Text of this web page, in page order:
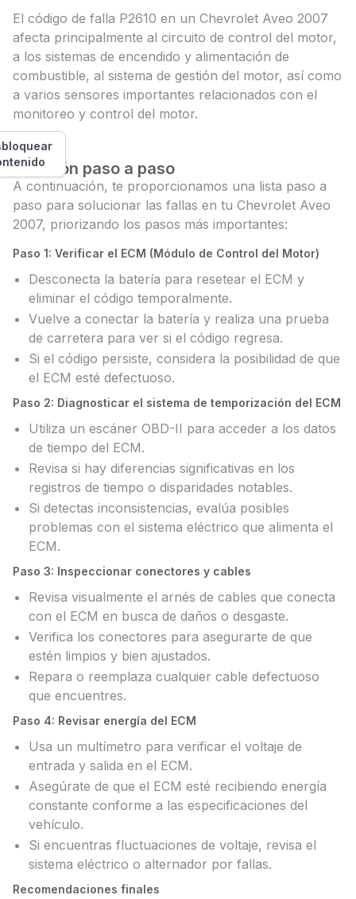
El código de falla P2610 en un Chevrolet Aveo 2007
afecta principalmente al circuito de control del motor,
a los sistemas de encendido y alimentación de
combustible, al sistema de gestión del motor, así como
a varios sensores importantes relacionados con el
monitoreo y control del motor.
Solución paso a paso
A continuación, te proporcionamos una lista paso a
paso para solucionar las fallas en tu Chevrolet Aveo
2007, priorizando los pasos más importantes:
Paso 1: Verificar el ECM (Módulo de Control del Motor)
Desconecta la batería para resetear el ECM y
eliminar el código temporalmente.
Vuelve a conectar la batería y realiza una prueba
de carretera para ver si el código regresa.
Si el código persiste, considera la posibilidad de que
el ECM esté defectuoso.
Paso 2: Diagnosticar el sistema de temporización del ECM
Utiliza un escáner OBD-II para acceder a los datos
de tiempo del ECM.
Revisa si hay diferencias significativas en los
registros de tiempo o disparidades notables.
Si detectas inconsistencias, evalúa posibles
problemas con el sistema eléctrico que alimenta el
ECM.
Paso 3: Inspeccionar conectores y cables
Revisa visualmente el arnés de cables que conecta
con el ECM en busca de daños o desgaste.
Verifica los conectores para asegurarte de que
estén limpios y bien ajustados.
Repara o reemplaza cualquier cable defectuoso
que encuentres.
Paso 4: Revisar energía del ECM
Usa un multímetro para verificar el voltaje de
entrada y salida en el ECM.
Asegúrate de que el ECM esté recibiendo energía
constante conforme a las especificaciones del
vehículo.
Si encuentras fluctuaciones de voltaje, revisa el
sistema eléctrico o alternador por fallas.
Recomendaciones finales